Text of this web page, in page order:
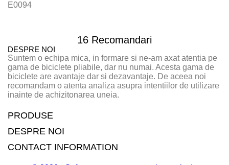
E0094
16 Recomandari
DESPRE NOI
Suntem o echipa mica, in formare si ne-am axat atentia pe
gama de biciclete pliabile, dar nu numai. Acesta gama de
biciclete are avantaje dar si dezavantaje. De aceea noi
recomandam o atenta analiza asupra intentiilor de utilizare
inainte de achizitonarea uneia.
PRODUSE
DESPRE NOI
CONTACT INFORMATION